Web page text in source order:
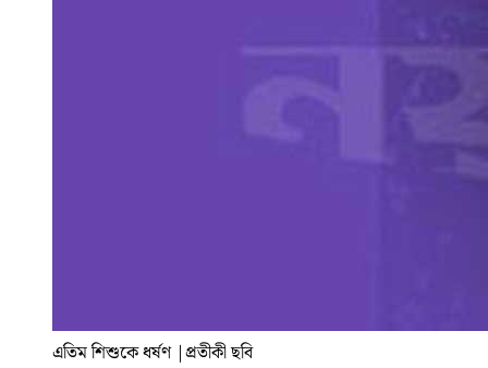
এতিম শিশুকে ধর্ষণ |প্রতীকী ছবি